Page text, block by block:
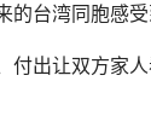
台湾同胞感
出让双方家人